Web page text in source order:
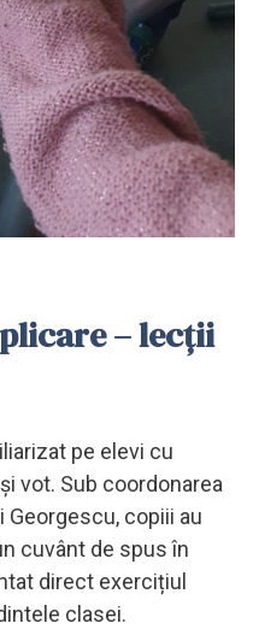
– lecții
pe elevi cu
vot. Sub coordonarea
Georgescu, copiii au
cuvânt de spus în
direct exercițiul
clasei.